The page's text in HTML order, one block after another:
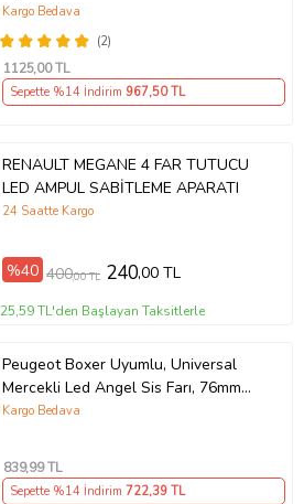
(2)
Kargo Bedava
1125,00 TL
Sepette %14 İndirim 967,50 TL
RENAULT MEGANE 4 FAR TUTUCU
LED AMPUL SABİTLEME APARATI
24 Saatte Kargo
%40 400,00 TL 240,00 TL
25,59 TL'den Başlayan Taksitlerle
Peugeot Boxer Uyumlu, Universal
Mercekli Led Angel Sis Farı, 76mm
Beyaz Renk
Kargo Bedava
839,99 TL
Sepette %14 İndirim 722,39 TL